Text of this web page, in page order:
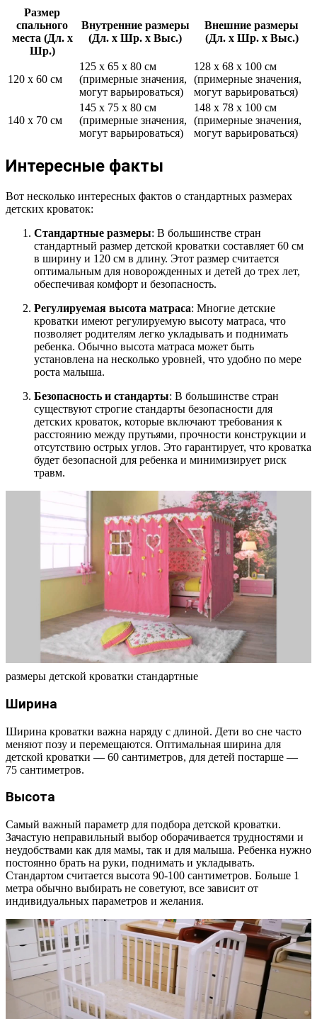
Размер
спального
места (Дл. х
Шр.)
Внутренние размеры
(Дл. х Шр. х Выс.)
Внешние размеры
(Дл. х Шр. х Выс.)
120 х 60 см
125 х 65 х 80 см
(примерные значения,
могут варьироваться)
128 х 68 х 100 см
(примерные значения,
могут варьироваться)
140 х 70 см
145 х 75 х 80 см
(примерные значения,
могут варьироваться)
148 х 78 х 100 см
(примерные значения,
могут варьироваться)
Интересные факты
Вот несколько интересных фактов о стандартных размерах
детских кроваток:
Стандартные размеры: В большинстве стран
стандартный размер детской кроватки составляет 60 см
в ширину и 120 см в длину. Этот размер считается
оптимальным для новорожденных и детей до трех лет,
обеспечивая комфорт и безопасность.
Регулируемая высота матраса: Многие детские
кроватки имеют регулируемую высоту матраса, что
позволяет родителям легко укладывать и поднимать
ребенка. Обычно высота матраса может быть
установлена на несколько уровней, что удобно по мере
роста малыша.
Безопасность и стандарты: В большинстве стран
существуют строгие стандарты безопасности для
детских кроваток, которые включают требования к
расстоянию между прутьями, прочности конструкции и
отсутствию острых углов. Это гарантирует, что кроватка
будет безопасной для ребенка и минимизирует риск
травм.
размеры детской кроватки стандартные
Ширина
Ширина кроватки важна наряду с длиной. Дети во сне часто
меняют позу и перемещаются. Оптимальная ширина для
детской кроватки — 60 сантиметров, для детей постарше —
75 сантиметров.
Высота
Самый важный параметр для подбора детской кроватки.
Зачастую неправильный выбор оборачивается трудностями и
неудобствами как для мамы, так и для малыша. Ребенка нужно
постоянно брать на руки, поднимать и укладывать.
Стандартом считается высота 90-100 сантиметров. Больше 1
метра обычно выбирать не советуют, все зависит от
индивидуальных параметров и желания.